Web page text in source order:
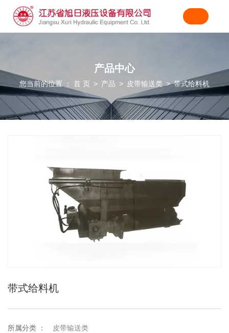
产品中心
您当前的位置 ： 首 页 > 产品 > 皮带输送类 >带式给料机
带式给料机
所属分类 ：
皮带输送类